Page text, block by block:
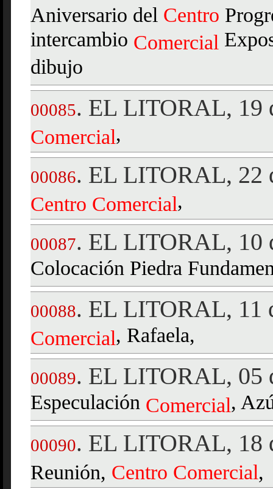
Aniversario del Centro
intercambio Comercial
dibujo
00085. EL LITORAL, 19
Comercial,
00086. EL LITORAL, 22
Centro Comercial,
00087. EL LITORAL, 10
Colocación Piedra
00088. EL LITORAL, 11
Comercial, Rafaela,
00089. EL LITORAL, 05
Especulación Comercial,
00090. EL LITORAL, 18
Reunión, Centro Comercial,